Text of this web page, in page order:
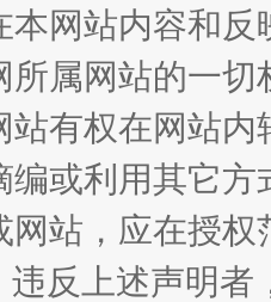
开幕 规模
本网站内容和
所属网站的一
站有权在网站
编或利用其它
网站，应在授
违反上述声明